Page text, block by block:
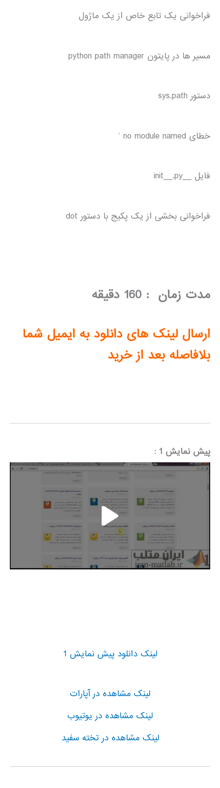
فراخوانی یک تابع خاص از یک ماژول
مسیر ها در پایتون python path manager
دستور sys.path
خطای no module named ‘
فایل __init__.py
فراخوانی بخشی از یک پکیج با دستور dot
مدت زمان : 160 دقیقه
ارسال لینک های دانلود به ایمیل شما
بلافاصله بعد از خرید
پیش نمایش 1 :
لینک دانلود پیش نمایش 1
لینک مشاهده در آپارات
لینک مشاهده در یوتیوب
لینک مشاهده در تخته سفید